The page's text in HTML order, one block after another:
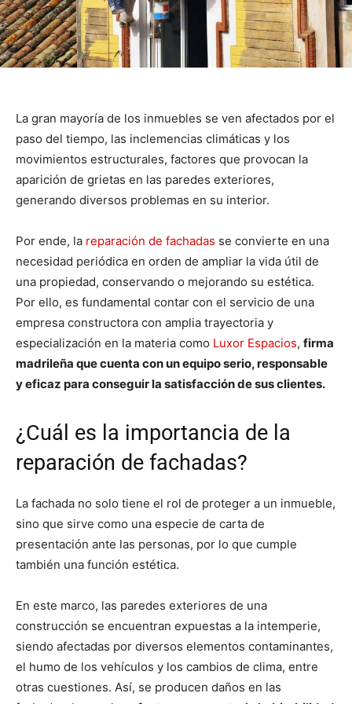
La gran mayoría de los inmuebles se ven afectados por el
paso del tiempo, las inclemencias climáticas y los
movimientos estructurales, factores que provocan la
aparición de grietas en las paredes exteriores,
generando diversos problemas en su interior.
Por ende, la reparación de fachadas se convierte en una
necesidad periódica en orden de ampliar la vida útil de
una propiedad, conservando o mejorando su estética.
Por ello, es fundamental contar con el servicio de una
empresa constructora con amplia trayectoria y
especialización en la materia como Luxor Espacios, firma
madrileña que cuenta con un equipo serio, responsable
y eficaz para conseguir la satisfacción de sus clientes.
¿Cuál es la importancia de la
reparación de fachadas?
La fachada no solo tiene el rol de proteger a un inmueble,
sino que sirve como una especie de carta de
presentación ante las personas, por lo que cumple
también una función estética.
En este marco, las paredes exteriores de una
construcción se encuentran expuestas a la intemperie,
siendo afectadas por diversos elementos contaminantes,
el humo de los vehículos y los cambios de clima, entre
otras cuestiones. Así, se producen daños en las